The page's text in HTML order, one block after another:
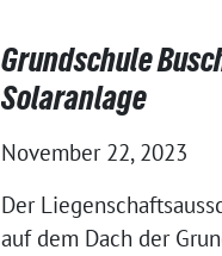
Grundschule
Solaranlage
November 22, 2023
Der
auf dem Dach der